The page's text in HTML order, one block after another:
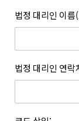
서비스 연동을
권익 및 비밀보
등록한 문자와
있습니다.
어떠한 용도와
어떠한 조치가
개정하는 경우
보호하고 있습니
1. 개인정보의
법정 대리인 이
법정 대리인 연